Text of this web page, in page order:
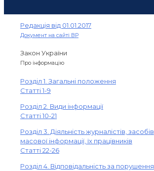
Редакція від 01.01.2017
Документ на сайті ВР
Закон України
Про інформацію
Розділ 1. Загальні положення
Статті 1-9
Розділ 2. Види інформації
Статті 10-21
Розділ 3. Діяльність журналістів, засобів
масової інформації, їх працівників
Статті 22-26
Розділ 4. Відповідальність за порушення